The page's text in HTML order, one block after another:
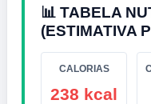
📊 TABELA
(ESTIMATIVA
CALORIAS
238 kcal